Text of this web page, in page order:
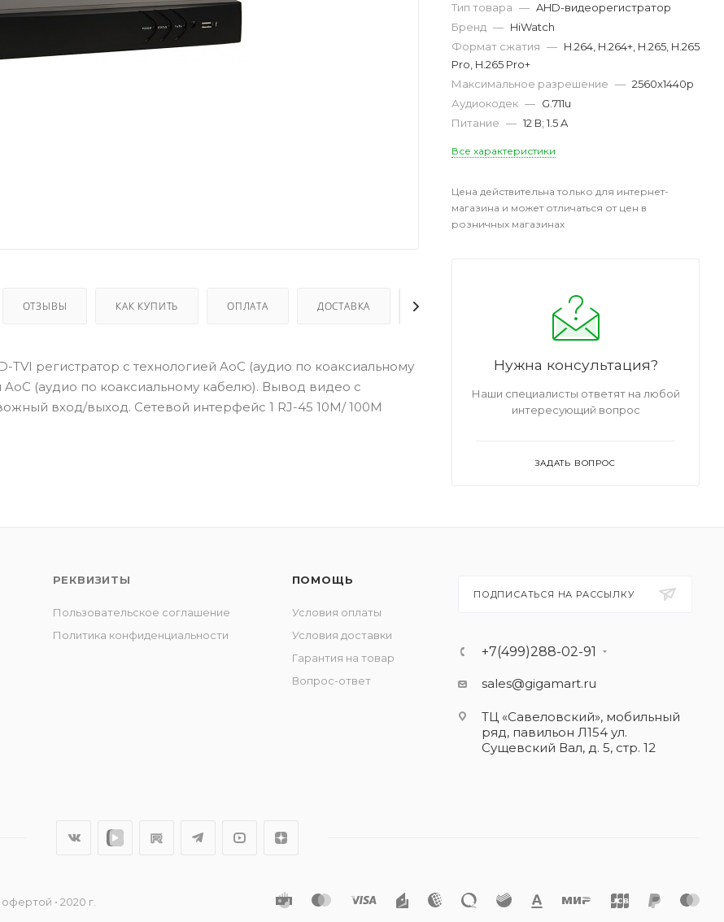
ОТЗЫВЫ КАК КУПИТЬ ОПЛАТА ДОСТАВКА ДОПОЛНИТЕЛЬНО
регистратор c технологией AoC (аудио по коаксиальному
(аудио по коаксиальному кабелю). Вывод видео с
вход/выход. Сетевой интерфейс 1 RJ-45 10M/ 100M
Тип товара — AHD-видеорегистратор
Бренд — HiWatch
Формат сжатия — H.264, H.264+, H.265, H.265
Pro, H.265 Pro+
Максимальное разрешение — 2560x1440p
Аудиокодек — G.711u
Питание — 12 В; 1.5 A
Все характеристики
Цена действительна только для интернет-
магазина и может отличаться от цен в
розничных магазинах
Нужна консультация?
Наши специалисты ответят на любой
интересующий вопрос
ЗАДАТЬ ВОПРОС
РЕКВИЗИТЫ
Пользовательское соглашение
Политика конфиденциальности
ПОМОЩЬ
Условия оплаты
Условия доставки
Гарантия на товар
Вопрос-ответ
ПОДПИСАТЬСЯ НА РАССЫЛКУ
+7(499)288-02-91
sales@gigamart.ru
ТЦ «Савеловский», мобильный
ряд, павильон Л154 ул.
Сущевский Вал, д. 5, стр. 12
• 2020 г.